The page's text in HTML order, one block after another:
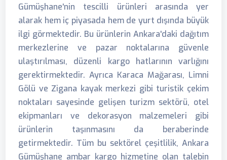
Gümüşhane'nin tescilli ürünleri arasında yer
alarak hem iç piyasada hem de yurt dışında büyük
ilgi görmektedir. Bu ürünlerin Ankara'daki dağıtım
merkezlerine ve pazar noktalarına güvenle
ulaştırılması, düzenli kargo hatlarının varlığını
gerektirmektedir. Ayrıca Karaca Mağarası, Limni
Gölü ve Zigana kayak merkezi gibi turistik çekim
noktaları sayesinde gelişen turizm sektörü, otel
ekipmanları ve dekorasyon malzemeleri gibi
ürünlerin taşınmasını da beraberinde
getirmektedir. Tüm bu sektörel çeşitlilik, Ankara
Gümüşhane ambar kargo hizmetine olan talebin